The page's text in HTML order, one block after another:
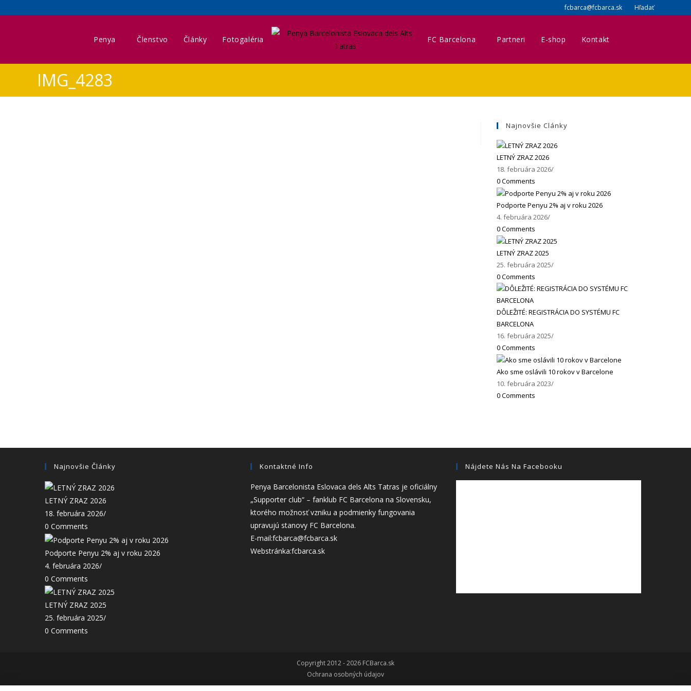
fcbarca@fcbarca.sk Hľadať
Penya Členstvo Články Fotogaléria FC Barcelona Partneri E-shop Kontakt
Toggle
website
IMG_4283
Najnovšie Clánky
LETNÝ ZRAZ 2026
18. februára 2026/
0 Comments
Podporte Penyu 2% aj v roku 2026
4. februára 2026/
0 Comments
LETNÝ ZRAZ 2025
25. februára 2025/
0 Comments
DÔLEŽITÉ: REGISTRÁCIA DO SYSTÉMU FC
BARCELONA
16. februára 2025/
0 Comments
Ako sme oslávili 10 rokov v Barcelone
10. februára 2023/
0 Comments
Najnovšie Články
LETNÝ ZRAZ 2026
18. februára 2026/
0 Comments
Podporte Penyu 2% aj v roku 2026
4. februára 2026/
0 Comments
LETNÝ ZRAZ 2025
25. februára 2025/
0 Comments
Kontaktné Info
Penya Barcelonista Eslovaca dels Alts Tatras je oficiálny
„Supporter club“ – fanklub FC Barcelona na Slovensku,
ktorého možnosť vzniku a podmienky fungovania
upravujú stanovy FC Barcelona.
E-mail:fcbarca@fcbarca.skOpens
Webstránka:fcbarca.sk
Nájdete Nás Na Facebooku
Copyright 2012 - 2026 FCBarca.sk
Ochrana osobných údajov